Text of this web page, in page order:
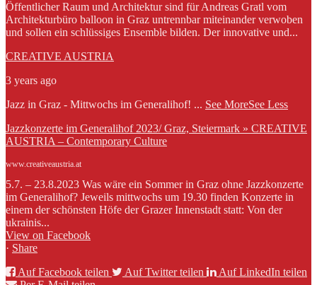
Öffentlicher Raum und Architektur sind für Andreas Gratl vom
Architekturbüro balloon in Graz untrennbar miteinander verwoben
und sollen ein schlüssiges Ensemble bilden. Der innovative und...
CREATIVE AUSTRIA
3 years ago
Jazz in Graz - Mittwochs im Generalihof! ... See MoreSee Less
Jazzkonzerte im Generalihof 2023/ Graz, Steiermark » CREATIVE
AUSTRIA – Contemporary Culture
www.creativeaustria.at
5.7. – 23.8.2023 Was wäre ein Sommer in Graz ohne Jazzkonzerte
im Generalihof? Jeweils mittwochs um 19.30 finden Konzerte in
einem der schönsten Höfe der Grazer Innenstadt statt: Von der
ukrainis...
View on Facebook
· Share
Auf Facebook teilen
Auf Twitter teilen
Auf LinkedIn teilen